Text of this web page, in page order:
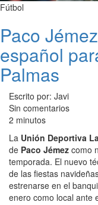
Fútbol
Paco
español
Palmas
Escrito por: Javi
Sin comentarios
2 minutos
La Unión Deportiva
de Paco Jémez como
temporada. El nuevo
de las fiestas
estrenarse en el
enero como local ante